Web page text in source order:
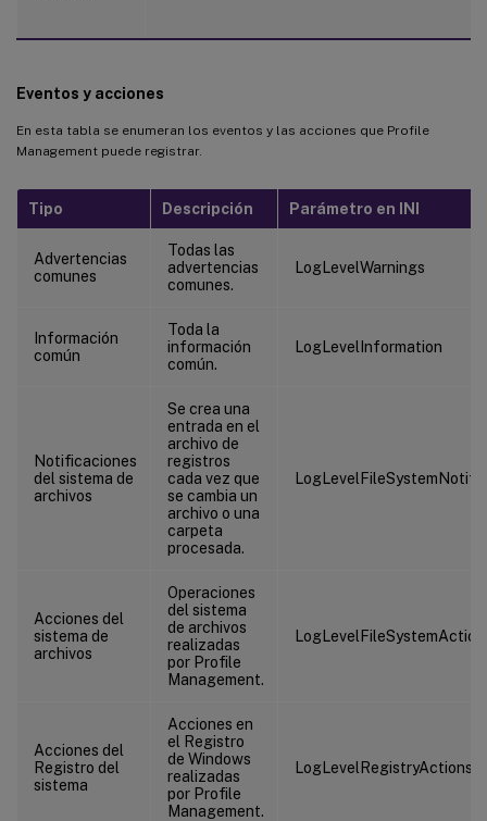
Eventos y acciones
En esta tabla se enumeran los eventos y las acciones que Profile
Management puede registrar.
Tipo Descripción Parámetro en INI
Advertencias
comunes
Todas las
advertencias
comunes.
LogLevelWarnings
Información
común
Toda la
información
común.
LogLevelInformation
Notificaciones
del sistema de
archivos
Se crea una
entrada en el
archivo de
registros
cada vez que
se cambia un
archivo o una
carpeta
procesada.
Acciones del
sistema de
archivos
Operaciones
del sistema
de archivos
realizadas
por Profile
Management.
Acciones del
Registro del
sistema
Acciones en
el Registro
de Windows
realizadas
por Profile
Management.
LogLevelRegistryActions